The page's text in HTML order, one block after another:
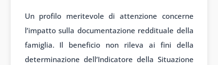
Un profilo meritevole di attenzione concerne
l’impatto sulla documentazione reddituale della
famiglia. Il beneficio non rileva ai fini della
determinazione dell’Indicatore della Situazione